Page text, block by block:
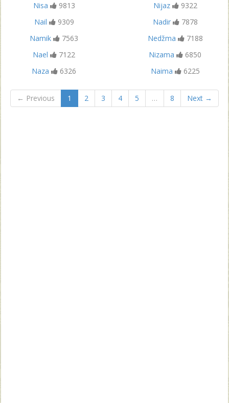
Nisa
9813 Nijaz
9322
Nail
9309 Nadir
7878
Namik
7563 Nedžma
7188
Nael
7122 Nizama
6850
Naza
6326 Naima 6225
← Previous 1 2 3 4 5 … 8 Next →